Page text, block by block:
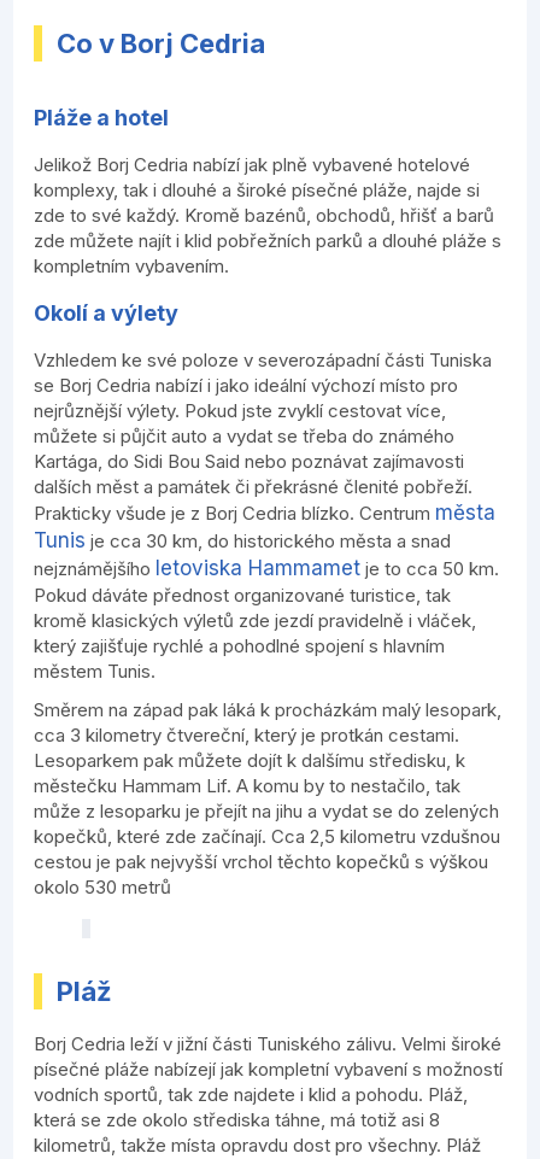
Co v Borj Cedria
Pláže a hotel
Jelikož Borj Cedria nabízí jak plně vybavené hotelové
komplexy, tak i dlouhé a široké písečné pláže, najde si
zde to své každý. Kromě bazénů, obchodů, hřišť a barů
zde můžete najít i klid pobřežních parků a dlouhé pláže s
kompletním vybavením.
Okolí a výlety
Vzhledem ke své poloze v severozápadní části Tuniska
se Borj Cedria nabízí i jako ideální výchozí místo pro
nejrůznější výlety. Pokud jste zvyklí cestovat více,
můžete si půjčit auto a vydat se třeba do známého
Kartága, do Sidi Bou Said nebo poznávat zajímavosti
dalších měst a památek či překrásné členité pobřeží.
Prakticky všude je z Borj Cedria blízko. Centrum města
Tunis je cca 30 km, do historického města a snad
nejznámějšího letoviska Hammamet je to cca 50 km.
Pokud dáváte přednost organizované turistice, tak
kromě klasických výletů zde jezdí pravidelně i vláček,
který zajišťuje rychlé a pohodlné spojení s hlavním
městem Tunis.
Směrem na západ pak láká k procházkám malý lesopark,
cca 3 kilometry čtvereční, který je protkán cestami.
Lesoparkem pak můžete dojít k dalšímu středisku, k
městečku Hammam Lif. A komu by to nestačilo, tak
může z lesoparku je přejít na jihu a vydat se do zelených
kopečků, které zde začínají. Cca 2,5 kilometru vzdušnou
cestou je pak nejvyšší vrchol těchto kopečků s výškou
okolo 530 metrů
Pláž
Borj Cedria leží v jižní části Tuniského zálivu. Velmi široké
písečné pláže nabízejí jak kompletní vybavení s možností
vodních sportů, tak zde najdete i klid a pohodu. Pláž,
která se zde okolo střediska táhne, má totiž asi 8
kilometrů, takže místa opravdu dost pro všechny. Pláž